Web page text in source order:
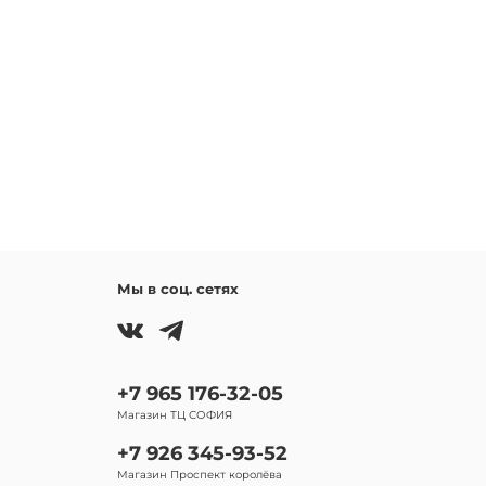
Мы в соц. сетях
+7 965 176-32-05
Магазин ТЦ СОФИЯ
+7 926 345-93-52
Магазин Проспект королёва